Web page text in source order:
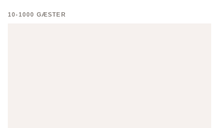
10-1000 GÆSTER